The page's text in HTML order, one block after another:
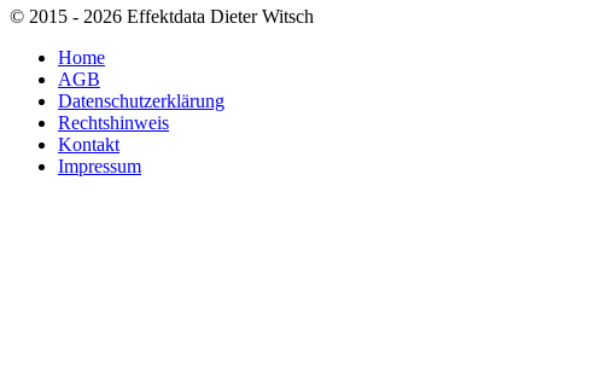
© 2015 - 2026 Effektdata Dieter Witsch
Home
AGB
Datenschutzerklärung
Rechtshinweis
Kontakt
Impressum